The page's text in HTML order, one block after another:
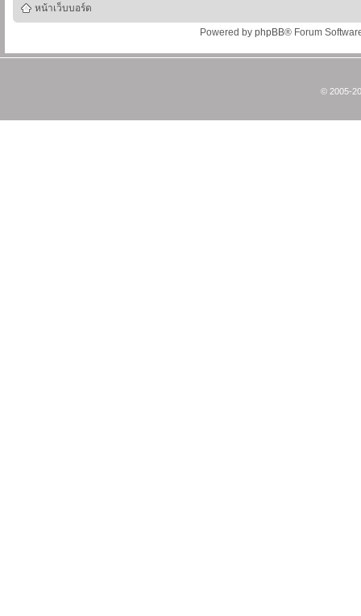
หน้าเว็บบอร์ด
Powered by phpBB® Forum
© 2005-